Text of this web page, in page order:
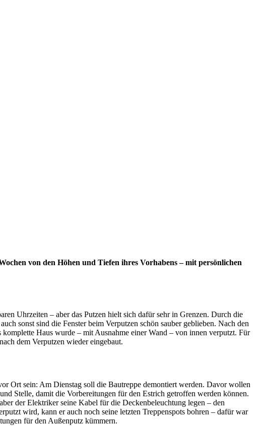
von den Höhen und Tiefen ihres Vorhabens – mit persönlichen
Uhrzeiten – aber das Putzen hielt sich dafür sehr in Grenzen. Durch die
sonst sind die Fenster beim Verputzen schön sauber geblieben. Nach den
Haus wurde – mit Ausnahme einer Wand – von innen verputzt. Für
dem Verputzen wieder eingebaut.
Ort sein: Am Dienstag soll die Bautreppe demontiert werden. Davor wollen
Stelle, damit die Vorbereitungen für den Estrich getroffen werden können.
der Elektriker seine Kabel für die Deckenbeleuchtung legen – den
wird, kann er auch noch seine letzten Treppenspots bohren – dafür war
für den Außenputz kümmern.